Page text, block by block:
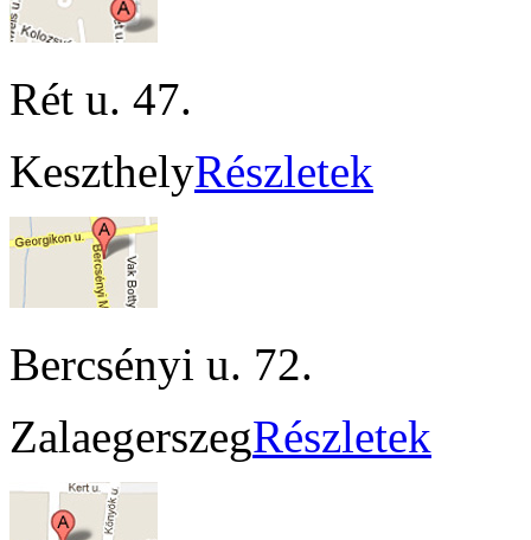
Rét u. 47.
KeszthelyRészletek
Bercsényi u. 72.
ZalaegerszegRészletek